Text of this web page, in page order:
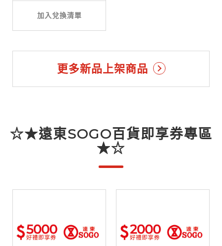
加入兌換清單
更多新品上架商品
☆★遠東SOGO百貨即享券專區
★☆